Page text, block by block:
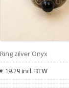
Ring zilver Onyx
€ 19.29 incl. BTW